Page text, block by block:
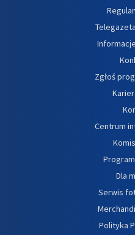
Zgłoś
Centrum
Dla
Serwis
Polityka